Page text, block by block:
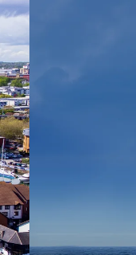
dieses kontinuierlich
Dies ist